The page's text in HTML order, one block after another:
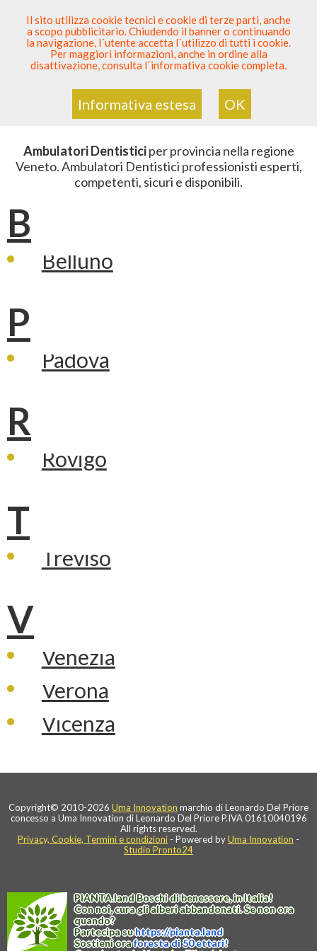
SEI DENTISTA? PARTECIPA
Sei QuiElenco>Odontoiatria>Ambulatori Dentistici
Veneto
IN VENETO
Ambulatori Dentisticiper provincia nella regione
Veneto. Ambulatori Dentistici professionisti esperti,
competenti, sicuri e disponibili.
B
Belluno
P
Padova
R
Rovigo
T
Treviso
V
Venezia
Verona
Vicenza
Copyright© 2010-2026 Uma Innovation marchio di Leonardo Del Priore
concesso a Uma Innovation di Leonardo Del Priore P.IVA 01610040196
All rights reserved.
Privacy, Cookie, Termini e condizioni - Powered byUma Innovation -
Studio Pronto24
PIANTA.landBoschi di benessere, in Italia!
Con noi, cura gli alberi abbandonati. Se non ora
quando?
Partecipa suhttps://pianta.land
Sostieni oraforesta di 50 ettari!
Il sito utilizza cookie tecnici e cookie di terze parti, anche
a scopo pubblicitario. Chiudendo il banner o continuando
la navigazione, l´utente accetta l´utilizzo di tutti i cookie.
Per maggiori informazioni, anche in ordine alla
disattivazione, consulta l´informativa cookie completa.
Informativa estesa OK